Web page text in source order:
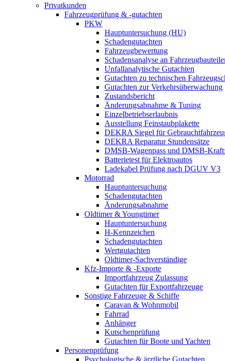
Privatkunden
Fahrzeugprüfung & -gutachten
PKW
Hauptuntersuchung (HU)
Schadengutachten
Fahrzeugbewertung
Schadensanalyse an
Unfallanalytische Gutachten
Gutachten zu technischen
Gutachten zur Verkehrsüberwachung
Zustandsbericht
Änderungsabnahme & Tuning
Einzelbetriebserlaubnis
Ausstellung Feinstaubplakette
DEKRA Siegel für
DEKRA Reparatur Stundensätze
DMSB-Wagenpass und DMSB-
Batterietest für Elektroautos
Ladekabel Prüfung nach DGUV V3
Motorrad
Hauptuntersuchung
Schadengutachten
Änderungsabnahme
Oldtimer & Youngtimer
Hauptuntersuchung
H-Kennzeichen
Schadengutachten
Wertgutachten
Oldtimer-Sachverständige
Kfz-Importe & -Exporte
Importfahrzeug Zulassung
Gutachten für Exportfahrzeuge
Sonstige Fahrzeuge & Schiffe
Caravan & Wohnmobil
Fahrrad
Anhänger
Kutschenprüfung
Gutachten für Boote und Yachten
Personenprüfung
Psychologische & ärztliche Gutachten